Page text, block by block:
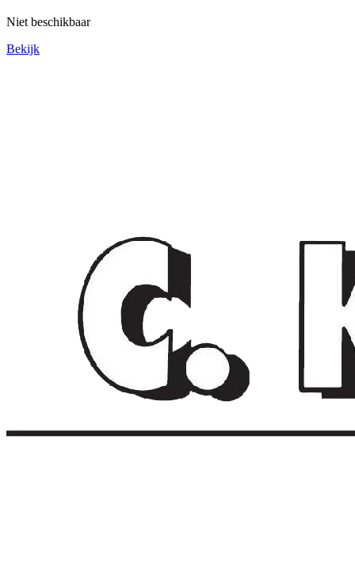
Niet beschikbaar
Bekijk